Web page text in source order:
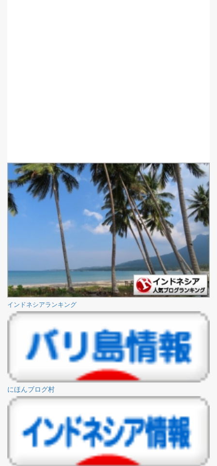
インドネシアランキング
にほんブログ村